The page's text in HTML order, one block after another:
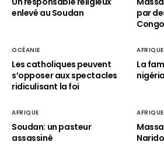
enlevé au Soudan
par
Congo
OCÉANIE
Les catholiques peuvent
s’opposer aux spectacles
ridiculisant la foi
AFRIQUE
La
AFRIQUE
Soudan: un pasteur
assassiné
AFRIQUE